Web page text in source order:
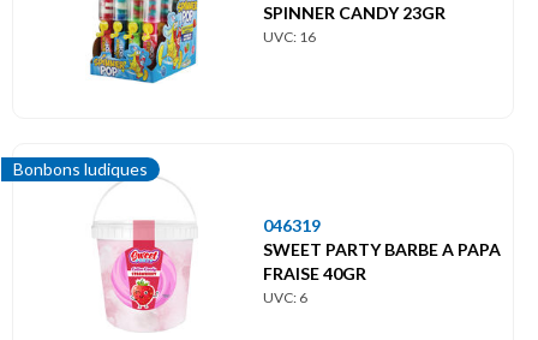
SPINNER CANDY 23GR
UVC: 16
Bonbons ludiques
046319
SWEET PARTY BARBE A PAPA
FRAISE 40GR
UVC: 6